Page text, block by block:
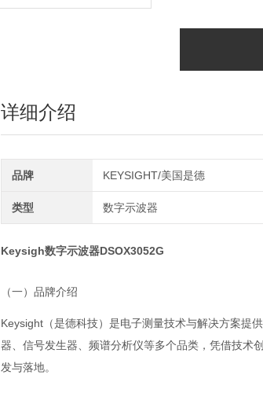
详细介绍
品牌 KEYSIGHT/美国是德
类型 数字示波器
Keysigh数字示波器DSOX3052G
（一）品牌介绍
Keysight（是德科技）是电子测量技术与解决方案提
器、信号发生器、频谱分析仪等多个品类，凭借技术
发与落地。